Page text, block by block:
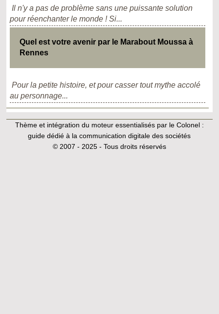
Il n'y a pas de problème sans une puissante solution
pour réenchanter le monde ! Si...
Quel est votre avenir par le Marabout Moussa à
Rennes
Pour la petite histoire, et pour casser tout mythe accolé
au personnage...
Thème et intégration du moteur essentialisés par le Colonel :
guide dédié à la communication digitale des sociétés
© 2007 - 2025 - Tous droits réservés